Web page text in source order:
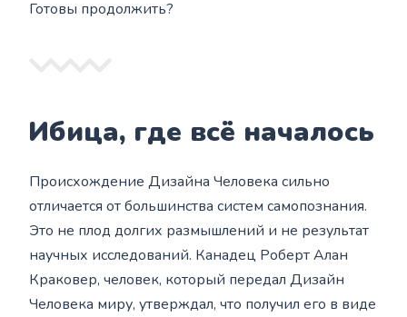
Готовы продолжить?
Ибица, где всё началось
Происхождение Дизайна Человека сильно
отличается от большинства систем самопознания.
Это не плод долгих размышлений и не результат
научных исследований. Канадец Роберт Алан
Краковер, человек, который передал Дизайн
Человека миру, утверждал, что получил его в виде